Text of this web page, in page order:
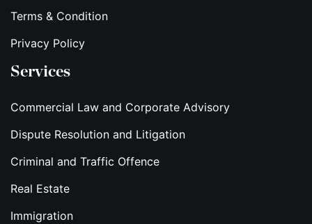
Terms & Condition
Privacy Policy
Services
Commercial Law and Corporate Advisory
Dispute Resolution and Litigation
Criminal and Traffic Offence
Real Estate
Immigration